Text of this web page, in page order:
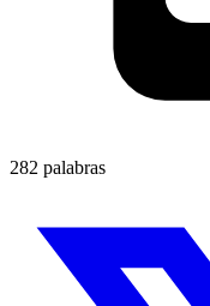
282 palabras